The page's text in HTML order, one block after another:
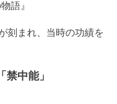
語』
刻まれ、当時の功績を
中能」